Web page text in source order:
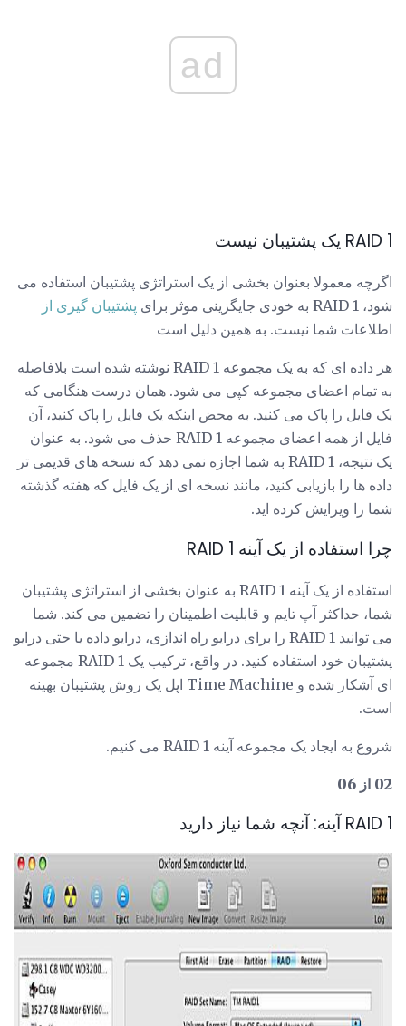
ad
RAID 1 یک پشتیبان نیست
اگرچه معمولا بعنوان بخشی از یک استراتژی پشتیبان استفاده می
شود، RAID 1 به خودی جایگزینی موثر برای
پشتیبان گیری از
اطلاعات شما نیست. به همین دلیل است
هر داده ای که به یک مجموعه RAID 1 نوشته شده است بلافاصله
به تمام اعضای مجموعه کپی می شود. همان درست هنگامی که
یک فایل را پاک می کنید. به محض اینکه یک فایل را پاک کنید، آن
فایل از همه اعضای مجموعه RAID 1 حذف می شود. به عنوان
یک نتیجه، RAID 1 به شما اجازه نمی دهد که نسخه های قدیمی تر
داده ها را بازیابی کنید، مانند نسخه ای از یک فایل که هفته گذشته
شما را ویرایش کرده اید.
چرا استفاده از یک آینه RAID 1
استفاده از یک آینه RAID 1 به عنوان بخشی از استراتژی پشتیبان
شما، حداکثر آپ تایم و قابلیت اطمینان را تضمین می کند. شما
می توانید RAID 1 را برای درایو راه اندازی، درایو داده یا حتی درایو
پشتیبان خود استفاده کنید. در واقع، ترکیب یک RAID 1 مجموعه
ای آشکار شده و Time Machine اپل یک روش پشتیبان بهینه
است.
شروع به ایجاد یک مجموعه آینه RAID 1 می کنیم.
02 از 06
RAID 1 آینه: آنچه شما نیاز دارید